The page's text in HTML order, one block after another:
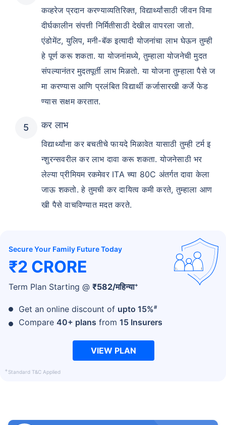
कव्हरेज प्रदान करण्याव्यतिरिक्त, विद्यार्थ्यांसाठी जीवन विमा
दीर्घकालीन संपत्ती निर्मितीसाठी देखील वापरला जातो.
एंडोमेंट, युलिप, मनी-बॅक इत्यादी योजनांचा लाभ घेऊन तुम्ही
हे पूर्ण करू शकता. या योजनांमध्ये, तुम्हाला योजनेची मुदत
संपल्यानंतर मुदतपूर्ती लाभ मिळतो. या योजना तुम्हाला पैसे ज
मा करण्यास आणि प्रलंबित विद्यार्थी कर्जासारखी कर्जे फेड
ण्यास सक्षम करतात.
कर लाभ
विद्यार्थ्यांना कर बचतीचे फायदे मिळावेत यासाठी तुम्ही टर्म इ
न्शुरन्सवरील कर लाभ दावा करू शकता. योजनेसाठी भर
लेल्या प्रीमियम रकमेवर ITA च्या 80C अंतर्गत दावा केला
जाऊ शकतो. हे तुमची कर दायित्व कमी करते, तुम्हाला आण
खी पैसे वाचविण्यात मदत करते.
Secure Your Family Future Today
₹2 CRORE
Term Plan Starting @ ₹582/महिन्या+
Get an online discount of upto 15%#
Compare 40+ plans from 15 Insurers
VIEW PLAN
+Standard T&C Applied